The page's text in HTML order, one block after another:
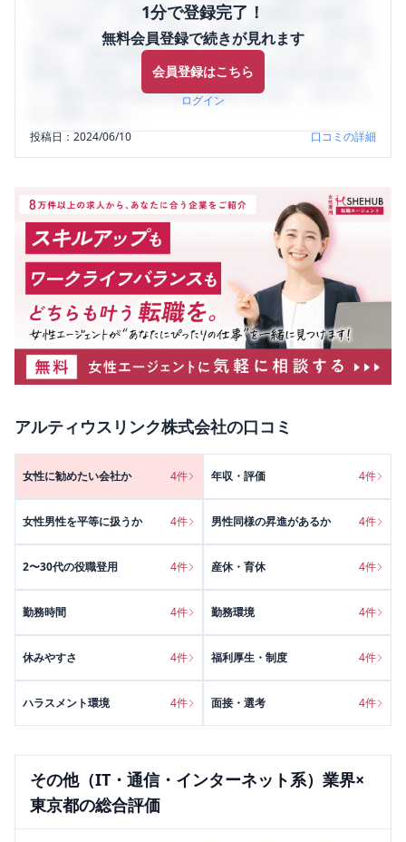
1分で登録完了！
無料会員登録で続きが見れます
会員登録はこちら
ログイン
うになります。SHEHUB(シーハブ)は、女性限定の企業口コ
ミの投稿サイトです。給与面・女性の働きやすさ・会社の評
判など、女性の転職は気にすべき点がたくさんあります。先
輩社員（元社員）の口コミを通して、本当の会社の姿を知
り、将来の不安や現在の悩みを解消するために、ぜひサイト
投稿日：2024/06/10 口コミの詳細
アルティウスリンク株式会社の口コミ
女性に勧めたい会社か 4件 年収・評価 4件
女性男性を平等に扱うか 4件 男性同様の昇進があるか 4件
2〜30代の役職登用 4件 産休・育休 4件
勤務時間 4件 勤務環境 4件
休みやすさ 4件 福利厚生・制度 4件
ハラスメント環境 4件 面接・選考 4件
その他（IT・通信・インターネット系） 業界×
東京都の総合評価